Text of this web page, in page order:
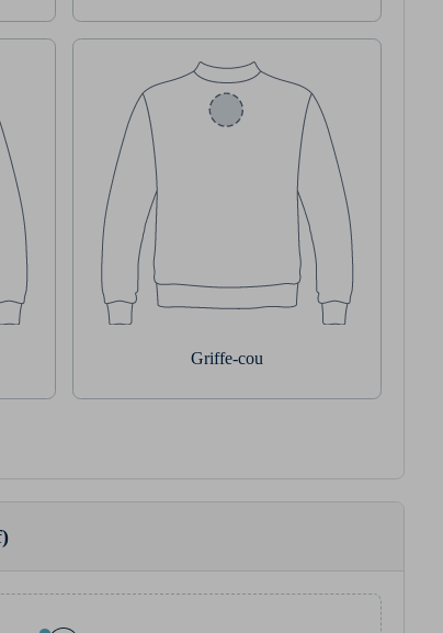
Griffe-cou